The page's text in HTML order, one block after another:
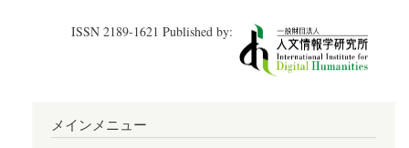
ISSN 2189-1621 Published by:
メインメニュー